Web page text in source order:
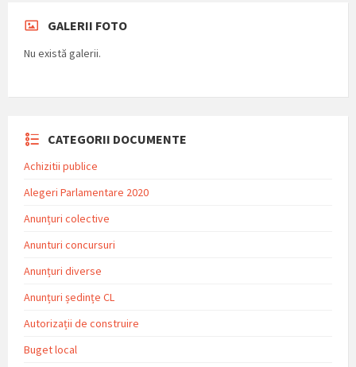
GALERII FOTO
Nu există galerii.
CATEGORII DOCUMENTE
Achizitii publice
Alegeri Parlamentare 2020
Anunțuri colective
Anunturi concursuri
Anunțuri diverse
Anunțuri ședințe CL
Autorizații de construire
Buget local